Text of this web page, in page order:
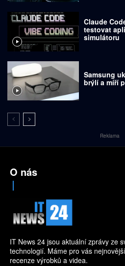
Claude
testovat
simulátoru
Samsung
brýlí a míří
Reklama
O nás
IT News 24 jsou aktuální zprávy ze
technologií. Máme pro vás
recenze výrobků a videa.